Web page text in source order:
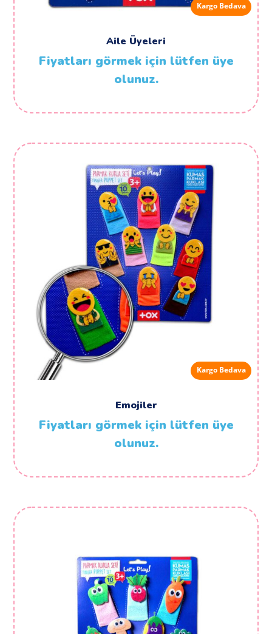
Kargo Bedava
Aile Üyeleri
Fiyatları görmek için lütfen üye
olunuz.
Kargo Bedava
Emojiler
Fiyatları görmek için lütfen üye
olunuz.